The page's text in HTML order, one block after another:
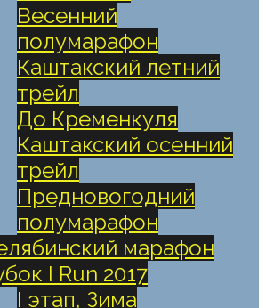
Весенний
полумарафон
Каштакский летний
трейл
До Кременкуля
Каштакский осенний
трейл
Предновогодний
полумарафон
марафон
I Run 2017
I этап, Зима